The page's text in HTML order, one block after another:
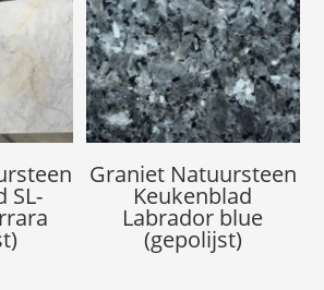
SL-
Graniet Natuursteen
Keukenblad
Labrador blue
(gepolijst)